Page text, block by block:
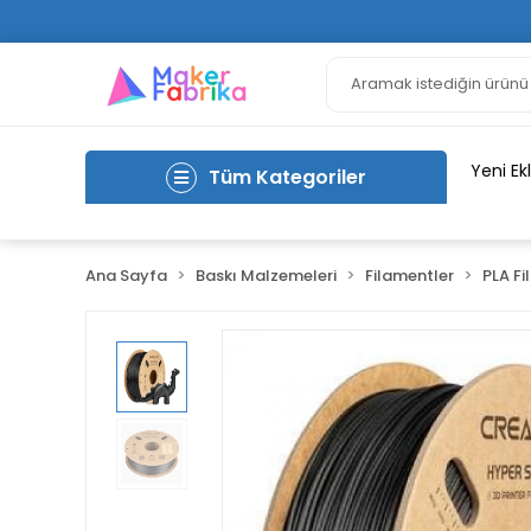
Tüm Kategoriler Yeni
Ana Sayfa Baskı Malzemeleri Filamentler PLA